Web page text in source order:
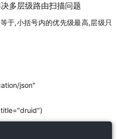
多层级路由扫描问题
于,小括号内的优先级最高,层级只
json"